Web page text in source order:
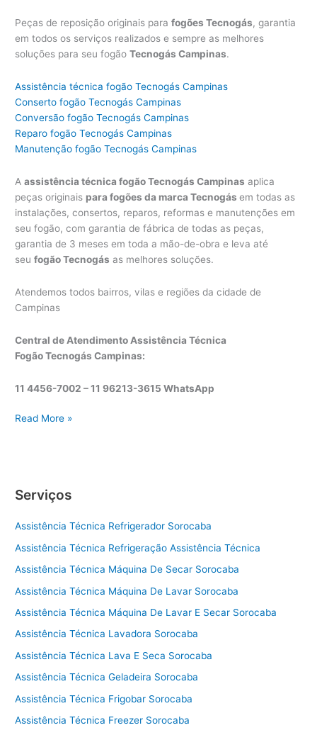
Peças de reposição originais parafogões Tecnogás, garantia
em todos os serviços realizados e sempre as melhores
soluções para seu fogãoTecnogás Campinas.
Assistência técnica fogão Tecnogás Campinas
Conserto fogão Tecnogás Campinas
Conversão fogão Tecnogás Campinas
Reparo fogão Tecnogás Campinas
Manutenção fogão Tecnogás Campinas
Aassistência técnica fogão Tecnogás Campinas aplica
peças originais para fogões da marca Tecnogásem todas as
instalações, consertos, reparos, reformas e manutenções em
seu fogão, com garantia de fábrica de todas as peças,
garantia de 3 meses em toda a mão-de-obra e leva até
seufogão Tecnogás as melhores soluções.
Atendemos todos bairros, vilas e regiões da cidade de
Campinas
Central de Atendimento Assistência Técnica
Fogão Tecnogás Campinas:
11 4456-7002 – 11 96213-3615 WhatsApp
A
t
n
c
a
t
n
a
f
Read More »
Serviços
Assistência Técnica Refrigerador Sorocaba
Assistência Técnica Refrigeração Assistência Técnica
Assistência Técnica Máquina De Secar Sorocaba
Assistência Técnica Máquina De Lavar Sorocaba
Assistência Técnica Máquina De Lavar E Secar Sorocaba
Assistência Técnica Lavadora Sorocaba
Assistência Técnica Lava E Seca Sorocaba
Assistência Técnica Geladeira Sorocaba
Assistência Técnica Frigobar Sorocaba
Assistência Técnica Freezer Sorocaba